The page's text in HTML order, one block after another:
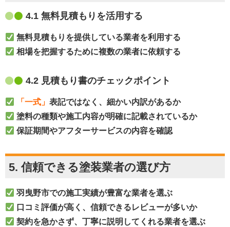
4.1 無料見積もりを活用する
無料見積もりを提供している業者を利用する
相場を把握するために複数の業者に依頼する
4.2 見積もり書のチェックポイント
「一式」表記ではなく、細かい内訳があるか
塗料の種類や施工内容が明確に記載されているか
保証期間やアフターサービスの内容を確認
5. 信頼できる塗装業者の選び方
羽曳野市での施工実績が豊富な業者を選ぶ
口コミ評価が高く、信頼できるレビューが多いか
契約を急かさず、丁寧に説明してくれる業者を選ぶ